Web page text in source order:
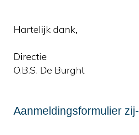
Hartelijk dank,
Directie
O.B.S. De Burght
Aanmeldingsformulier